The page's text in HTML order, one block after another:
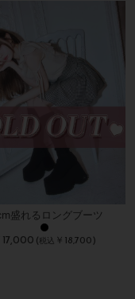
盛れるロングブーツ
17,000 (税込 ￥18,700)